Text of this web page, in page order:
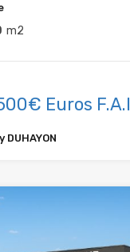
m2
Euros F.A.I
DUHAYON